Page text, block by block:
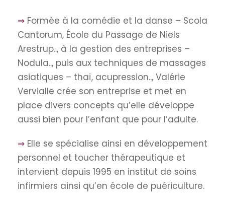
⇒ Formée à la comédie et la danse – Scola
Cantorum, École du Passage de Niels
Arestrup.., à la gestion des entreprises –
Nodula.., puis aux techniques de massages
asiatiques – thaï, acupression.., Valérie
Vervialle crée son entreprise et met en
place divers concepts qu’elle développe
aussi bien pour l’enfant que pour l’adulte.
⇒ Elle se spécialise ainsi en développement
personnel et toucher thérapeutique et
intervient depuis 1995 en institut de soins
infirmiers ainsi qu’en école de puériculture.